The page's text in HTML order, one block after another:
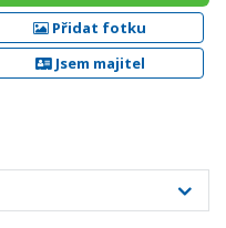
Přidat fotku
Jsem majitel